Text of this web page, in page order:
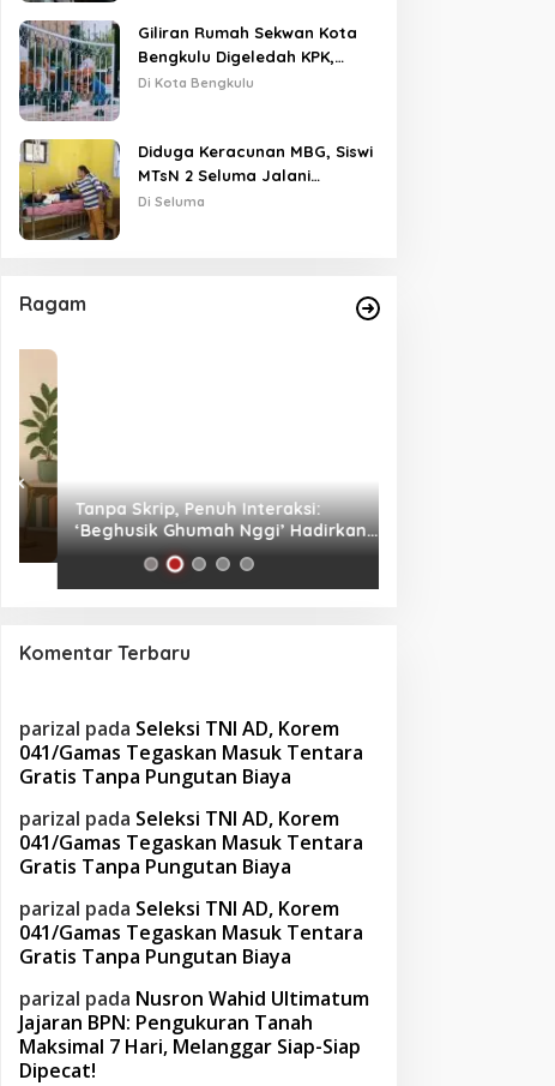
Giliran Rumah Sekwan Kota
Bengkulu Digeledah KPK,
Dikawal Polisi Bersenjata
Di Kota Bengkulu
Diduga Keracunan MBG, Siswi
MTsN 2 Seluma Jalani
Perawatan Intensif di RSUD
Di Seluma
Ragam
Tanpa Skrip, Penuh Interaksi:
‘Beghusik Ghumah Nggi’ Hadirkan
Ruang Digital Seperti Rumah Sendiri
Komentar Terbaru
parizal pada Seleksi TNI AD, Korem
041/Gamas Tegaskan Masuk Tentara
Gratis Tanpa Pungutan Biaya
parizal pada Seleksi TNI AD, Korem
041/Gamas Tegaskan Masuk Tentara
Gratis Tanpa Pungutan Biaya
parizal pada Seleksi TNI AD, Korem
041/Gamas Tegaskan Masuk Tentara
Gratis Tanpa Pungutan Biaya
parizal pada Nusron Wahid Ultimatum
Jajaran BPN: Pengukuran Tanah
Maksimal 7 Hari, Melanggar Siap-Siap
Dipecat!